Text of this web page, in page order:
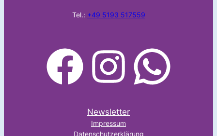
Tel.: +49 5193 517559
facebook Instagram WhatsApp
Newsletter
Impressum
Datenschutzerklärung